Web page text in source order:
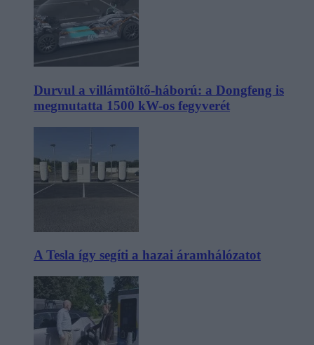
Durvul a villámtöltő-háború: a Dongfeng is
megmutatta 1500 kW-os fegyverét
A Tesla így segíti a hazai áramhálózatot